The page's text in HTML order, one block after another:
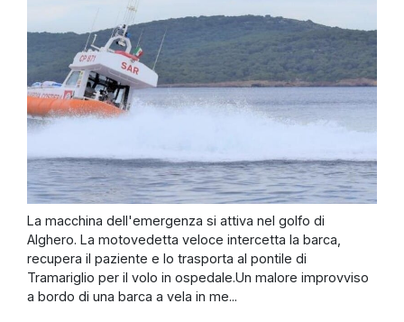
La macchina dell'emergenza si attiva nel golfo di
Alghero. La motovedetta veloce intercetta la barca,
recupera il paziente e lo trasporta al pontile di
Tramariglio per il volo in ospedale.Un malore improvviso
a bordo di una barca a vela in me...